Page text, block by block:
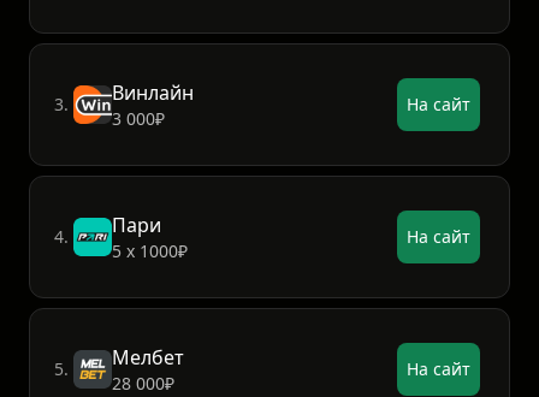
3. Винлайн
3 000₽
На сайт
4. Пари
5 х 1000₽
На сайт
5. Мелбет
28 000₽
На сайт